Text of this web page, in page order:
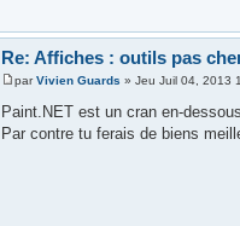
Re: Affiches : outils pas
parVivien Guards » Jeu Juil 04, 2013
Paint.NET est un cran en-
Par contre tu ferais de biens